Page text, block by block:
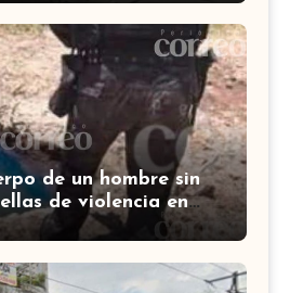
de un hombre sin
de violencia en
Celaya